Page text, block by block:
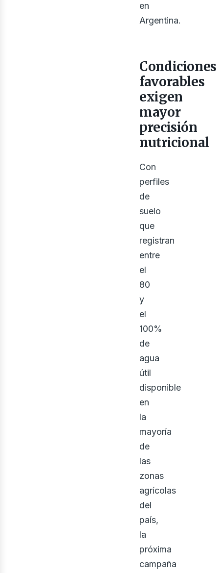
en
Argentina.
Condiciones
favorables
exigen
mayor
precisión
nutricional
Con
perfiles
de
suelo
que
registran
entre
el
80
y
el
100%
de
agua
útil
disponible
en
la
mayoría
de
las
zonas
agrícolas
del
país,
la
próxima
campaña